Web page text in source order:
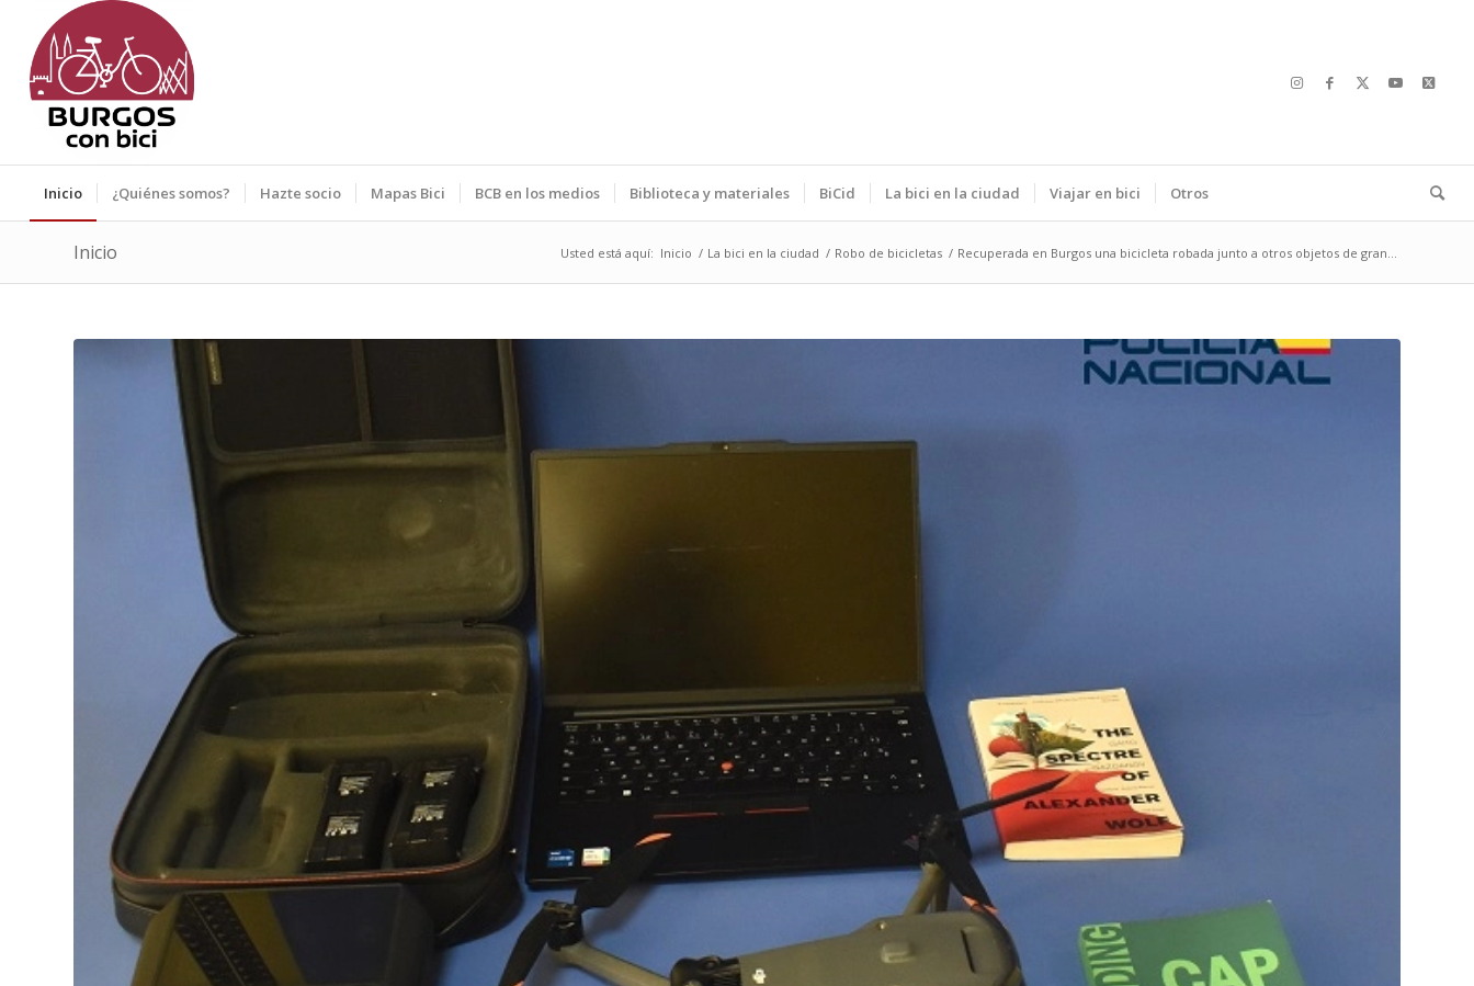
Inicio ¿Quiénes somos? Hazte socio Mapas Bici BCB en los medios Biblioteca y materiales BiCid La bici en la ciudad Viajar en bici Otros
Inicio Usted está aquí: Inicio / La bici en la ciudad / Robo de bicicletas / Recuperada en Burgos una bicicleta robada junto a otros objetos de gran...